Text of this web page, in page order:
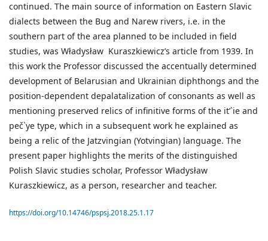
continued. The main source of information on Eastern Slavic
dialects between the Bug and Narew rivers, i.e. in the
southern part of the area planned to be included in field
studies, was Władysław Kuraszkiewicz’s article from 1939. In
this work the Professor discussed the accentually determined
development of Belarusian and Ukrainian diphthongs and the
position-dependent depalatalization of consonants as well as
mentioning preserved relics of infinitive forms of the it’`ie and
peč`ye type, which in a subsequent work he explained as
being a relic of the Jatzvingian (Yotvingian) language. The
present paper highlights the merits of the distinguished
Polish Slavic studies scholar, Professor Władysław
Kuraszkiewicz, as a person, researcher and teacher.
https://doi.org/10.14746/pspsj.2018.25.1.17